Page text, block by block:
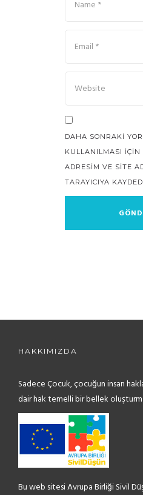
DAHA SONRAKI
KULLANILMASI IÇIN
ADRESIM VE SITE
TARAYICIYA
HAKKIMIZDA
Sadece Çocuk, çocuğun insan
dair hak temelli bir bellek
Bu web sitesi Avrupa Birliği Sivil